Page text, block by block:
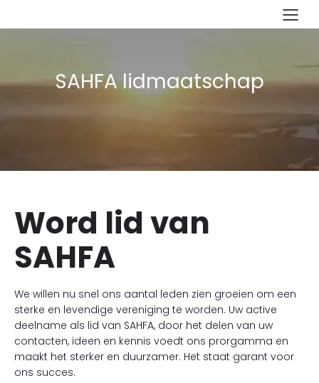
SAHFA lidmaatschap
Word lid van
SAHFA
We willen nu snel ons aantal leden zien groeien om een
sterke en levendige vereniging te worden. Uw active
deelname als lid van SAHFA, door het delen van uw
contacten, ideen en kennis voedt ons prorgamma en
maakt het sterker en duurzamer. Het staat garant voor
ons succes.